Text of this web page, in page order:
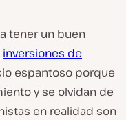
tener un buen
inversiones de
espantoso porque
y se olvidan de
en realidad son